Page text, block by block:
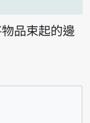
品束起的邊